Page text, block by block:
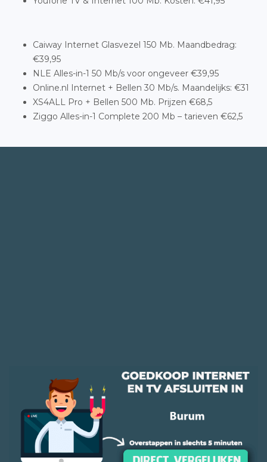
Caiway Internet Glasvezel 150 Mb. Maandbedrag:
€39,95
NLE Alles-in-1 50 Mb/s voor ongeveer €39,95
Online.nl Internet + Bellen 30 Mb/s. Maandelijks: €31
XS4ALL Pro + Bellen 500 Mb. Prijzen €68,5
Ziggo Alles-in-1 Complete 200 Mb – tarieven €62,5